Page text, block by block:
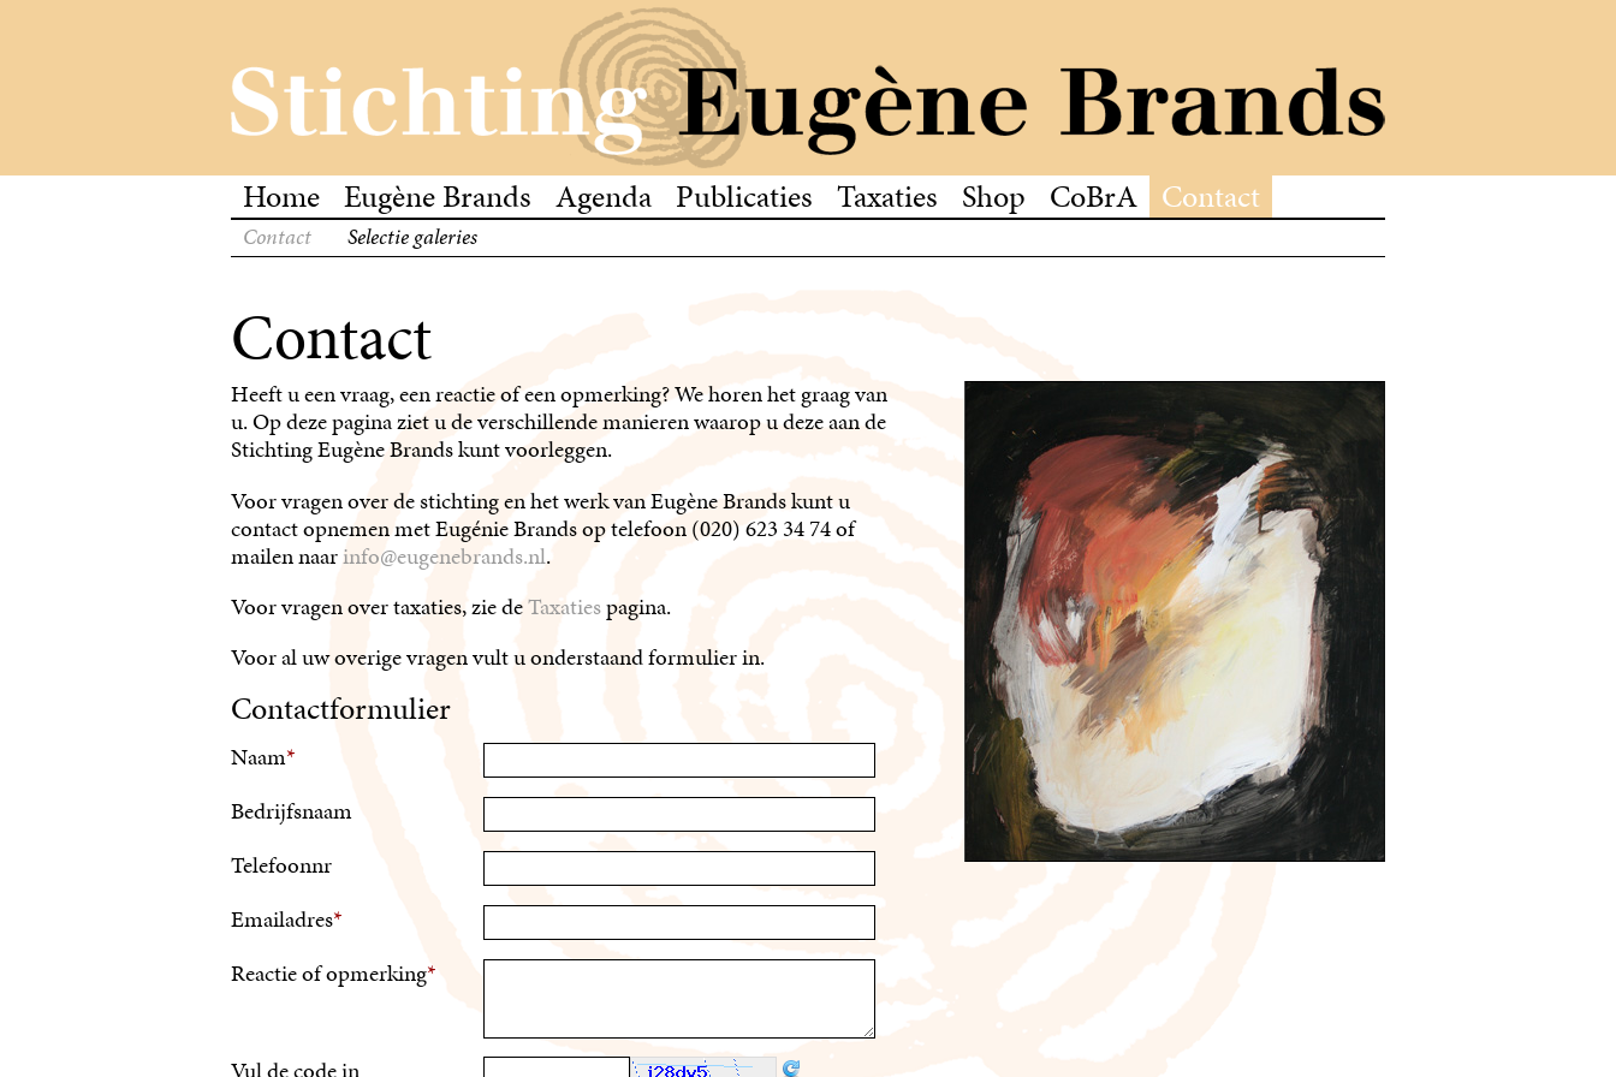
Home Eugène Brands Agenda Publicaties Taxaties Shop CoBrA Contact
Contact Selectie galeries
Contact
Heeft u een vraag, een reactie of een opmerking? We horen het graag van
u. Op deze pagina ziet u de verschillende manieren waarop u deze aan de
Stichting Eugène Brands kunt voorleggen.
Voor vragen over de stichting en het werk van Eugène Brands kunt u
contact opnemen met Eugénie Brands op telefoon (020) 623 34 74 of
mailen naarinfo@eugenebrands.nl.
Voor vragen over taxaties, zie deTaxatiespagina.
Voor al uw overige vragen vult u onderstaand formulier in.
Contactformulier
Naam*
Bedrijfsnaam
Telefoonnr
Emailadres*
Reactie of opmerking*
Vul de code in